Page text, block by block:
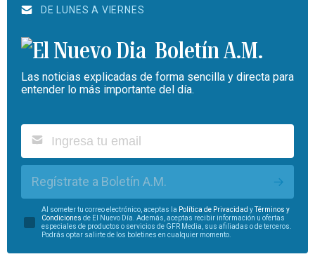
DE LUNES A VIERNES
Boletín A.M.
Las noticias explicadas de forma sencilla y directa para
entender lo más importante del día.
Regístrate a Boletín A.M.
Al someter tu correo electrónico, aceptas la Política de Privacidad yTérminos y
Condiciones de El Nuevo Día. Además, aceptas recibir información u ofertas
especiales de productos o servicios de GFR Media, sus afiliadas o de terceros.
Podrás optar salirte de los boletines en cualquier momento.